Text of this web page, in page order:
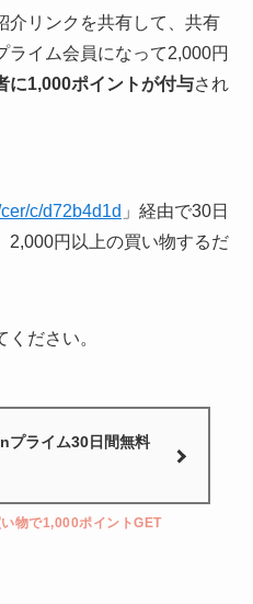
介リンクを共有して、共有
ライム会員になって2,000円
に1,000ポイントが付与され
c/d72b4d1d 」経由で30日
2,000円以上の買い物するだ
ださい。
プライム30日間無料
物で1,000ポイントGET